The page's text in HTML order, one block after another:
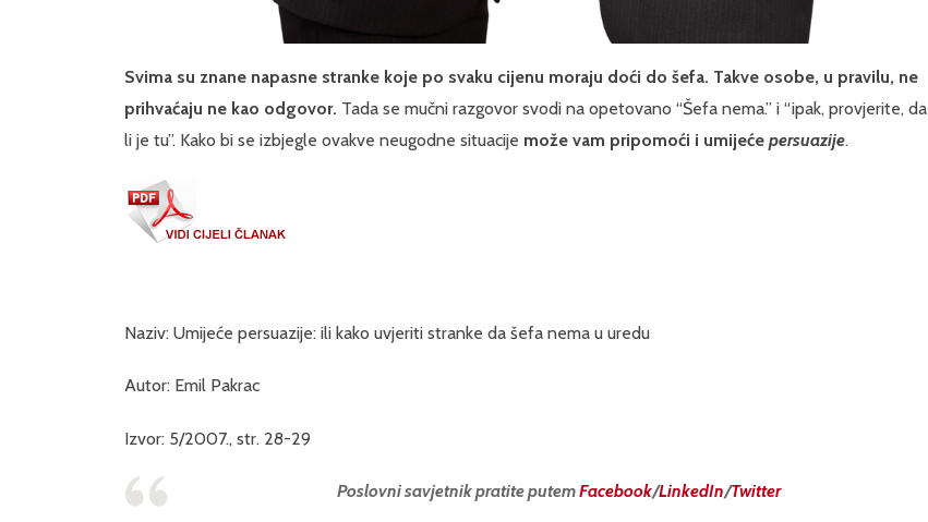
Svima su znane napasne stranke koje po svaku cijenu moraju doći do šefa. Takve osobe, u pravilu, ne
prihvaćaju ne kao odgovor. Tada se mučni razgovor svodi na opetovano “Šefa nema.” i “ipak, provjerite, da
li je tu”. Kako bi se izbjegle ovakve neugodne situacije može vam pripomoći i umijeće persuazije.
Naziv: Umijeće persuazije: ili kako uvjeriti stranke da šefa nema u uredu
Autor: Emil Pakrac
Izvor: 5/2007., str. 28-29
Poslovni savjetnik pratite putemFacebook/LinkedIn/Twitter